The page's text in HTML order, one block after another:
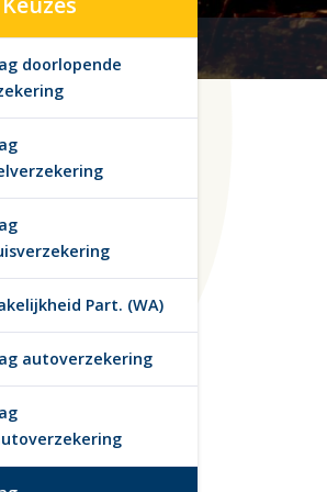
doorlopende
Part. (WA)
autoverzekering